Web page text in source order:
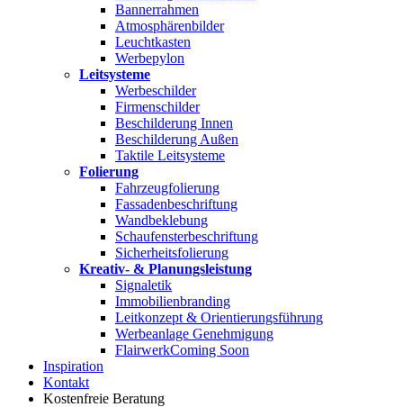
Bannerrahmen
Atmosphärenbilder
Leuchtkasten
Werbepylon
Leitsysteme
Werbeschilder
Firmenschilder
Beschilderung Innen
Beschilderung Außen
Taktile Leitsysteme
Folierung
Fahrzeugfolierung
Fassadenbeschriftung
Wandbeklebung
Schaufensterbeschriftung
Sicherheitsfolierung
Kreativ- & Planungsleistung
Signaletik
Immobilienbranding
Leitkonzept & Orientierungsführung
Werbeanlage Genehmigung
FlairwerkComing Soon
Inspiration
Kontakt
Kostenfreie Beratung